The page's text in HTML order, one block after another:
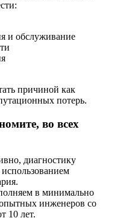
и обслуживание
причиной как
потерь.
во всех
диагностику
в минимально
инженеров со
10 лет.